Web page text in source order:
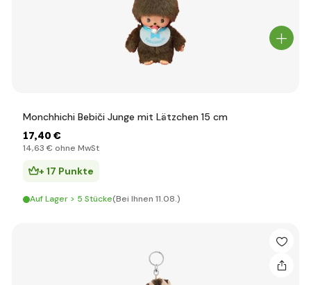
Monchhichi Bebiči Junge mit Lätzchen 15 cm
17,40 €
14,63 € ohne MwSt
+ 17 Punkte
Auf Lager > 5 Stücke(Bei Ihnen 11.08.)